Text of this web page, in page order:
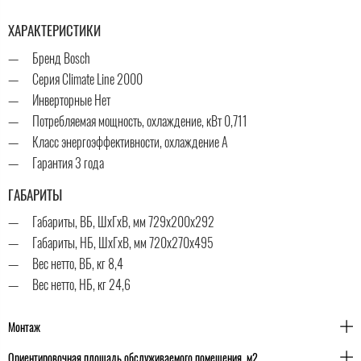
ХАРАКТЕРИСТИКИ
Бренд Bosch
Серия Climate Line 2000
Инверторные Нет
Потребляемая мощность, охлаждение, кВт 0,711
Класс энергоэффективности, охлаждение A
Гарантия 3 года
ГАБАРИТЫ
Габариты, ВБ, ШхГхВ, мм 729x200x292
Габариты, НБ, ШхГхВ, мм 720x270x495
Вес нетто, ВБ, кг 8,4
Вес нетто, НБ, кг 24,6
Монтаж
Ориентировочная площадь обслуживаемого помещения, м2